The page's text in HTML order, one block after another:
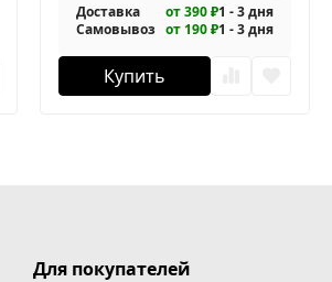
Доставка от 390 ₽1 - 3 дня
Самовывоз от 190 ₽1 - 3 дня
Купить
Для покупателей